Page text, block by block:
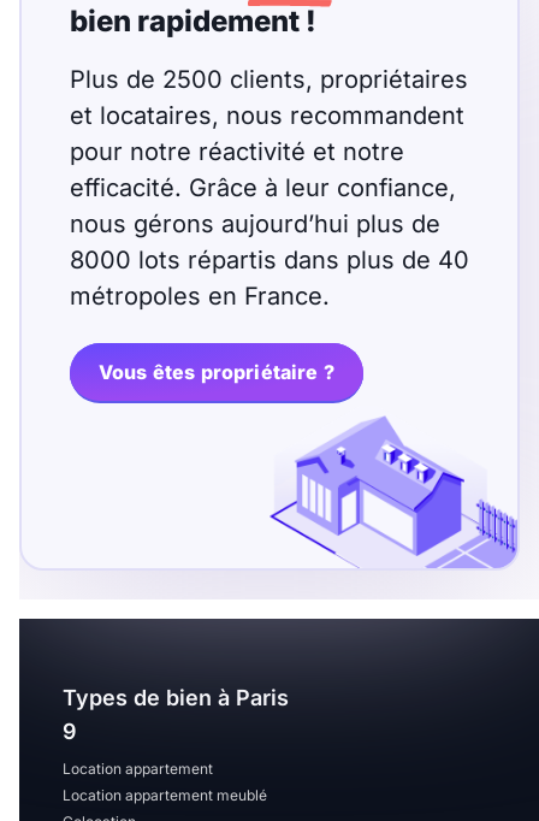
bien rapidement !
Plus de 2500 clients, propriétaires
et locataires, nous recommandent
pour notre réactivité et notre
efficacité. Grâce à leur confiance,
nous gérons aujourd’hui plus de
8000 lots répartis dans plus de 40
métropoles en France.
Vous êtes propriétaire ?
Types de bien à Paris
9
Location appartement
Location appartement meublé